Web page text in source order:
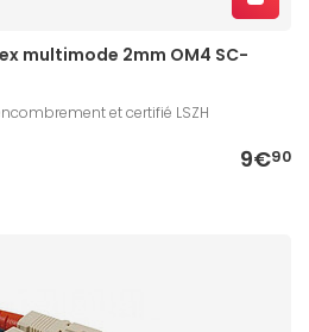
multimode 2mm OM4 SC-
et certifié LSZH
9€90